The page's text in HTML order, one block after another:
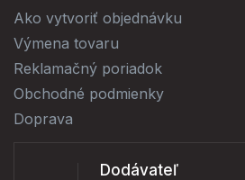
Ako vytvoriť objednávku
Výmena tovaru
Reklamačný poriadok
Obchodné podmienky
Doprava
Dodávateľ